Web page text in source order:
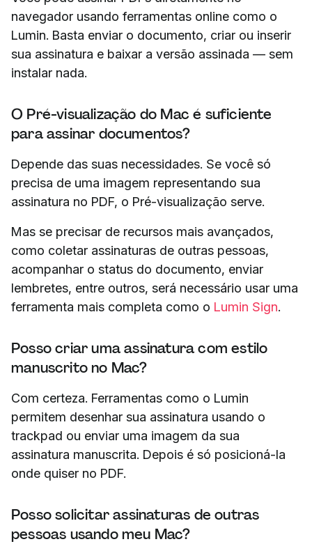
navegador usando ferramentas online como o
Lumin. Basta enviar o documento, criar ou inserir
sua assinatura e baixar a versão assinada — sem
instalar nada.
O Pré-visualização do Mac é suficiente
para assinar documentos?
Depende das suas necessidades. Se você só
precisa de uma imagem representando sua
assinatura no PDF, o Pré-visualização serve.
Mas se precisar de recursos mais avançados,
como coletar assinaturas de outras pessoas,
acompanhar o status do documento, enviar
lembretes, entre outros, será necessário usar uma
ferramenta mais completa como o Lumin Sign.
Posso criar uma assinatura com estilo
manuscrito no Mac?
Com certeza. Ferramentas como o Lumin
permitem desenhar sua assinatura usando o
trackpad ou enviar uma imagem da sua
assinatura manuscrita. Depois é só posicioná-la
onde quiser no PDF.
Posso solicitar assinaturas de outras
pessoas usando meu Mac?